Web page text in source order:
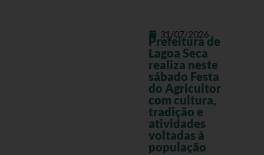
31/07/2026
Prefeitura de
Lagoa Seca
realiza neste
sábado Festa
do Agricultor
com cultura,
tradição e
atividades
voltadas à
população